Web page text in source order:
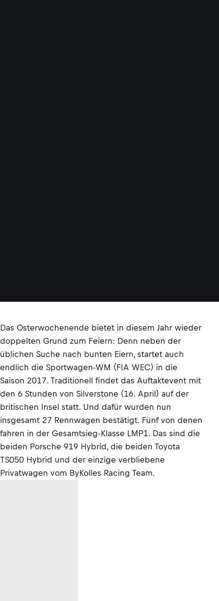
Das Osterwochenende bietet in diesem Jahr wieder
doppelten Grund zum Feiern: Denn neben der
üblichen Suche nach bunten Eiern, startet auch
endlich die Sportwagen-WM (FIA WEC) in die
Saison 2017. Traditionell findet das Auftaktevent mit
den 6 Stunden von Silverstone (16. April) auf der
britischen Insel statt. Und dafür wurden nun
insgesamt 27 Rennwagen bestätigt. Fünf von denen
fahren in der Gesamtsieg-Klasse LMP1. Das sind die
beiden Porsche 919 Hybrid, die beiden Toyota
TS050 Hybrid und der einzige verbliebene
Privatwagen vom ByKolles Racing Team.